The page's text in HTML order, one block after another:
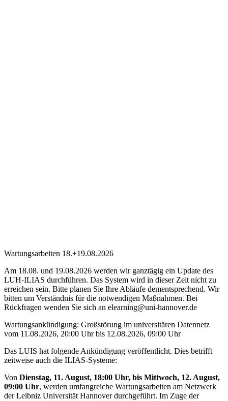
Wartungsarbeiten 18.+19.08.2026
Am 18.08. und 19.08.2026 werden wir ganztägig ein Update des
LUH-ILIAS durchführen. Das System wird in dieser Zeit nicht zu
erreichen sein. Bitte planen Sie Ihre Abläufe dementsprechend. Wir
bitten um Verständnis für die notwendigen Maßnahmen. Bei
Rückfragen wenden Sie sich an elearning@uni-hannover.de
Wartungsankündigung: Großstörung im universitären Datennetz
vom 11.08.2026, 20:00 Uhr bis 12.08.2026, 09:00 Uhr
Das LUIS hat folgende Ankündigung veröffentlicht. Dies betrifft
zeitweise auch die ILIAS-Systeme:
Von Dienstag, 11. August, 18:00 Uhr, bis Mittwoch, 12. August,
09:00 Uhr, werden umfangreiche Wartungsarbeiten am Netzwerk
der Leibniz Universität Hannover durchgeführt. Im Zuge der